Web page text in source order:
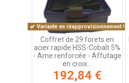
Variante en réapprovisionnement !
Coffret de 29 forets en
acier rapide HSS-Cobalt 5%
- Ame renforcée - Affutage
en croix...
192,84 €